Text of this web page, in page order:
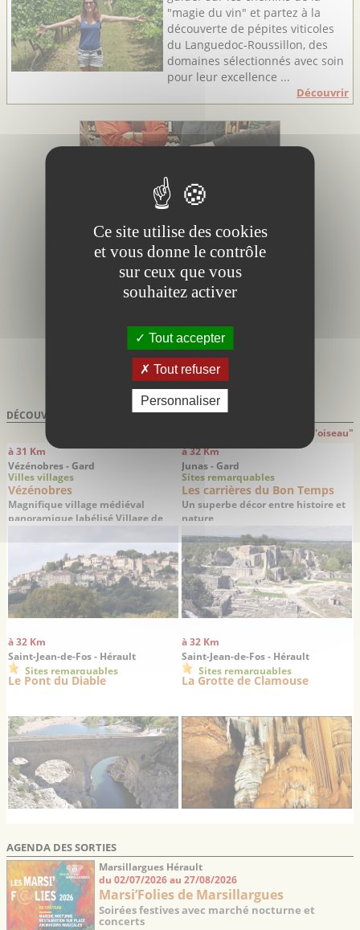
"magie du vin" et partez à la
découverte de pépites viticoles
du Languedoc-Roussillon, des
domaines sélectionnés avec soin
pour leur excellence ...
Découvrir
DÉCOUVRIR À PROXIMITÉ DEMONTOULIEU
Attention: distances indiquées à "Vol d'oiseau"
à 31 Km
Vézénobres - Gard
Villes villages
Vézénobres
Magnifique village médiéval
panoramique labélisé Village de
à 32 Km
Junas - Gard
Sites remarquables
Les carrières du Bon Temps
Un superbe décor entre histoire et
nature
à 32 Km
Saint-Jean-de-Fos - Hérault
Sites remarquables
Le Pont du Diable
à 32 Km
Saint-Jean-de-Fos - Hérault
Sites remarquables
La Grotte de Clamouse
AGENDA DES SORTIES
Marsillargues Hérault
du 02/07/2026 au 27/08/2026
Marsi’Folies de Marsillargues
Soirées festives avec marché nocturne et
concerts
Ce site utilise des cookies
et vous donne le contrôle
sur ceux que vous
souhaitez activer
Tout accepter
Tout refuser
Personnaliser